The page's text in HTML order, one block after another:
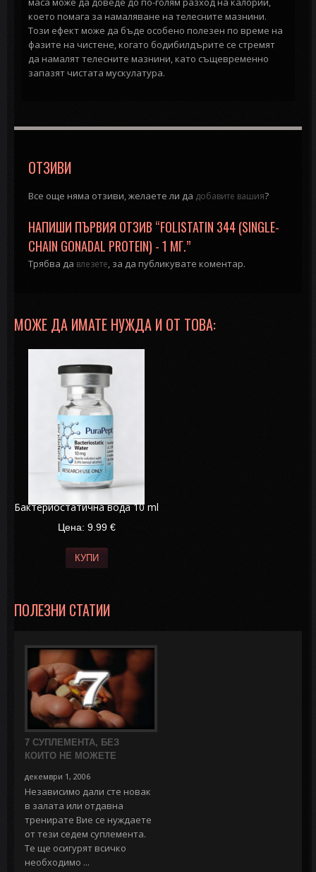
което помага за намаляване на телесните мазнини.
Този ефект може да бъде особено полезен по време на
фазите на чистене, когато бодибилдърите се стремят
да намалят телесните мазнини, като същевременно
запазят чистата мускулатура.
ОТЗИВИ
Все още няма отзиви, желаете ли да добавите вашия?
НАПИШИ ПЪРВИЯ ОТЗИВ “FOLISTATIN 344 (SINGLE-
CHAIN GONADAL PROTEIN) - 1 МГ.”
Трябва да влезете, за да публикувате коментар.
МОЖЕ ДА ИМАТЕ НУЖДА И ОТ ТОВА:
Бактериостатична вода 10 ml
Цена: 9.99 €
КУПИ
ПОЛЕЗНИ СТАТИИ
7 СУПЛЕМЕНТА, БЕЗ
КОИТО НЕ МОЖЕТЕ
декември 1, 2006
Независимо дали сте новак
в залата или отдавна
тренирате Вие се нуждаете
от тези седем суплемента.
Те ще осигурят всичко
необходимо ...